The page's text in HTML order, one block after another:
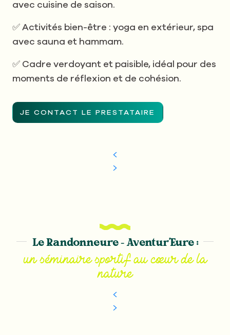
avec cuisine de saison.
✅ Activités bien-être : yoga en extérieur, spa
avec sauna et hammam.
✅ Cadre verdoyant et paisible, idéal pour des
moments de réflexion et de cohésion.
JE CONTACT LE PRESTATAIRE
Le Randonneure – Aventur’Eure :
un séminaire sportif au cœur de la
nature